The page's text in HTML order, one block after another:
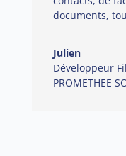
documents,
Julien
Développeur
PROMETHEE